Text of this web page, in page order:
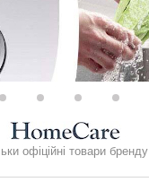
офіційні товари бренду